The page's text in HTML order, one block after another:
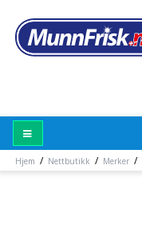
Hjem / Nettbutikk / Merker /